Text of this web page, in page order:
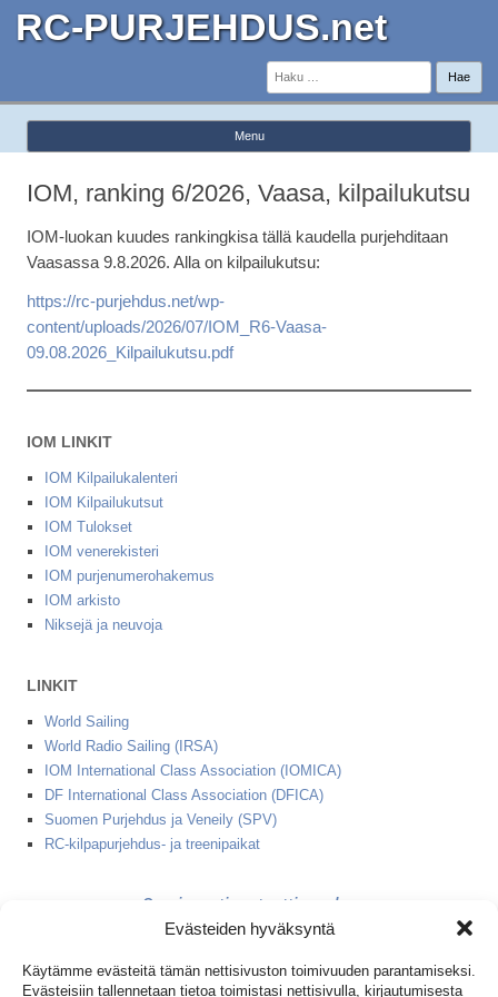
Evästeiden hyväksyntä
Käytämme evästeitä tämän nettisivuston toimivuuden parantamiseksi.
Evästeisiin tallennetaan tietoa toimistasi nettisivulla, kirjautumisesta
RC-PURJEHDUS.net
Haku:
Menu
IOM, ranking 6/2026, Vaasa, kilpailukutsu
IOM-luokan kuudes rankingkisa tällä kaudella purjehditaan
Vaasassa 9.8.2026. Alla on kilpailukutsu:
https://rc-purjehdus.net/wp-
content/uploads/2026/07/IOM_R6-Vaasa-
09.08.2026_Kilpailukutsu.pdf
IOM LINKIT
IOM Kilpailukalenteri
IOM Kilpailukutsut
IOM Tulokset
IOM venerekisteri
IOM purjenumerohakemus
IOM arkisto
Niksejä ja neuvoja
LINKIT
World Sailing
World Radio Sailing (IRSA)
IOM International Class Association (IOMICA)
DF International Class Association (DFICA)
Suomen Purjehdus ja Veneily (SPV)
RC-kilpapurjehdus- ja treenipaikat
2 minuutin starttinauha
1+2 minuutin starttinauha